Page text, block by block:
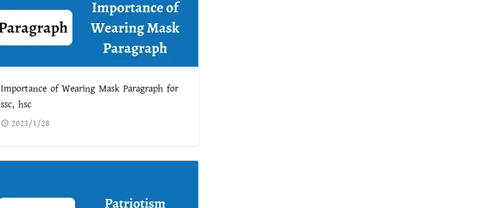
Importance of Wearing Mask Paragraph for
ssc, hsc
2023/1/28